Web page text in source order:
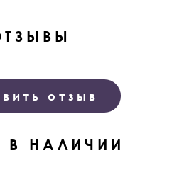
отзыв
В НАЛИЧИИ